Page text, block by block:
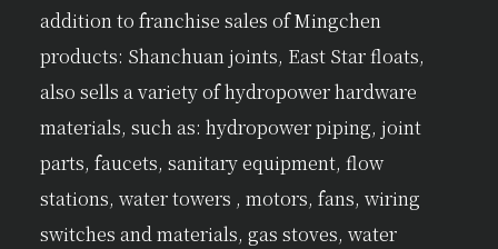
addition to franchise sales of Mingchen
products: Shanchuan joints, East Star floats,
also sells a variety of hydropower hardware
materials, such as: hydropower piping, joint
parts, faucets, sanitary equipment, flow
stations, water towers , motors, fans, wiring
switches and materials, gas stoves, water